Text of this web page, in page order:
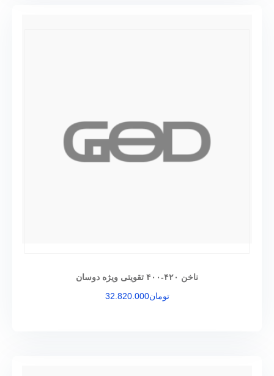
ناخن ۴۲۰-۴۰۰ تقویتی ویژه دوسان
تومان32.820.000